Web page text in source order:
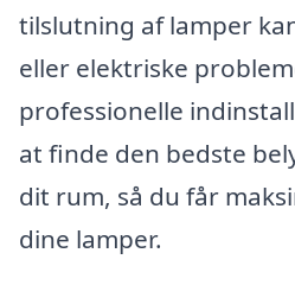
tilslutning af lamper
eller elektriske
professionelle
at finde den bedste
dit rum, så du får
dine lamper.